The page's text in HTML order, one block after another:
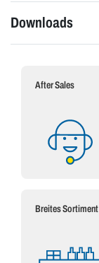
Downloads
After Sales
Breites Sortiment